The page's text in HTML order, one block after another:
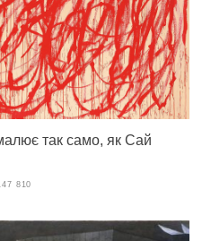
так само, як Сай
810